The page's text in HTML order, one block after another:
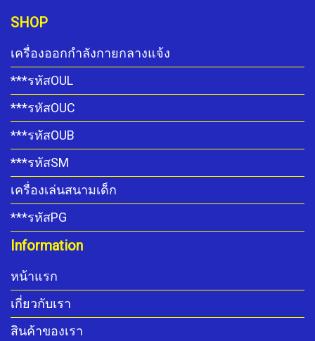
SHOP
เครื่องออกกำลังกายกลางแจ้ง
***รหัสOUL
***รหัสOUC
***รหัสOUB
***รหัสSM
เครื่องเล่นสนามเด็ก
***รหัสPG
Information
หน้าแรก
เกี่ยวกับเรา
สินค้าของเรา